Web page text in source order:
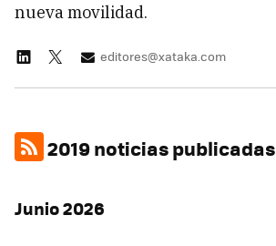
nueva movilidad.
editores@xataka.com
2019 noticias publicadas
Junio 2026